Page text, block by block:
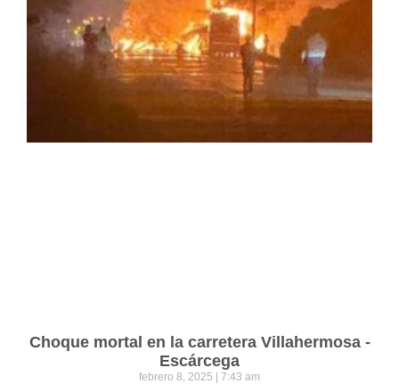
Choque mortal en la carretera Villahermosa -
Escárcega
febrero 8, 2025 7:43 am